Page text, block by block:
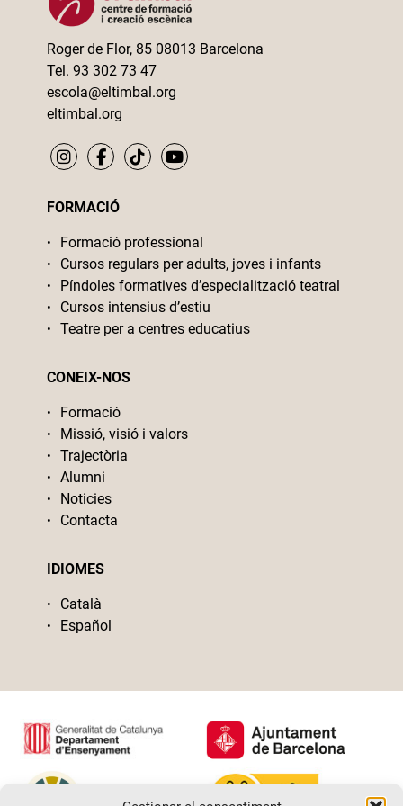
Roger de Flor, 85 08013 Barcelona
Tel. 93 302 73 47
escola@eltimbal.org
eltimbal.org
FORMACIÓ
Formació professional
Cursos regulars per adults, joves i infants
Píndoles formatives d’especialització teatral
Cursos intensius d’estiu
Teatre per a centres educatius
CONEIX-NOS
Formació
Missió, visió i valors
Trajectòria
Alumni
Noticies
Contacta
IDIOMES
Català
Español